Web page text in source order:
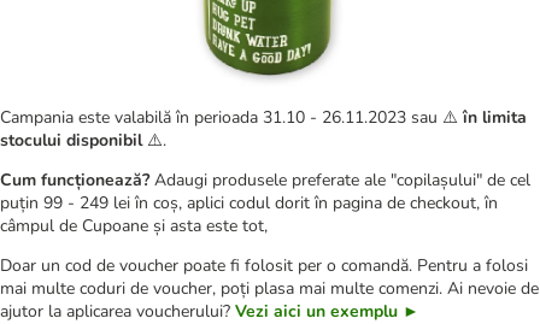
Campania este valabilă în perioada 31.10 - 26.11.2023 sau ⚠️în limita
stocului disponibil ⚠️.
Cum funcționează?Adaugi produsele preferate ale "copilașului" de cel
puțin 99 - 249 lei în coș, aplici codul dorit în pagina de checkout, în
câmpul de Cupoane și asta este tot,
Doar un cod de voucher poate fi folosit per o comandă. Pentru a folosi
mai multe coduri de voucher, poți plasa mai multe comenzi. Ai nevoie de
ajutor la aplicarea voucherului? Vezi aici un exemplu ►